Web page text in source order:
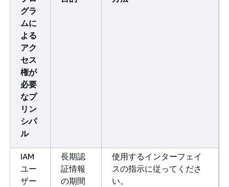
グラ
ムに
よる
アク
セス
権が
必要
なプ
リン
シパ
ル
IAM
ユー
ザー
長期認
証情報
の期間
使用するインターフェイ
スの指示に従ってくださ
い。